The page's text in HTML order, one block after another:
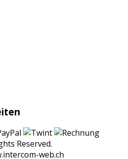
Reserved.
web.ch